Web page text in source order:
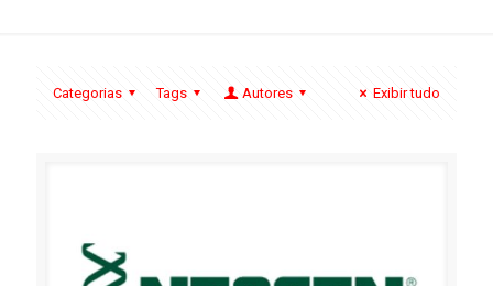
Categorias Tags Autores Exibir tudo